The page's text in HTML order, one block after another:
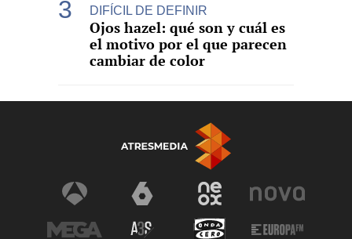
DIFÍCIL DE DEFINIR
Ojos hazel: qué son y cuál es
el motivo por el que parecen
cambiar de color